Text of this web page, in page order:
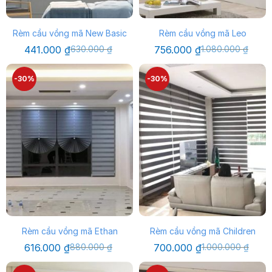
Rèm cầu vồng mã New Basic
630.000₫
Giá
gốc
là:
630.000 ₫.
441.000 ₫Giá
hiện
tại
là:
441.000 ₫.
Rèm cầu vồng mã Leo
1.080.000₫
Giá
là:
1.080.000 ₫.
756.000 ₫Giá
tại
là:
756.000 ₫.
-30%
Rèm cầu vồng mã Ethan
880.000₫
Giá
gốc
616.000 ₫Giá
hiện
-30%
Rèm cầu vồng mã Children
1.000.000₫
Giá
là:
700.000 ₫Giá
tại